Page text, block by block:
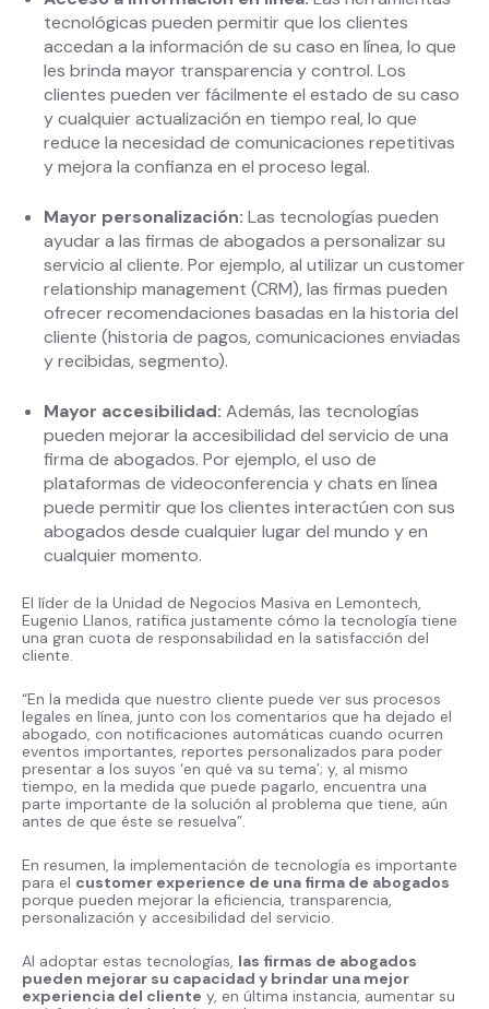
tecnológicas pueden permitir que los clientes
accedan a la información de su caso en línea, lo que
les brinda mayor transparencia y control. Los
clientes pueden ver fácilmente el estado de su caso
y cualquier actualización en tiempo real, lo que
reduce la necesidad de comunicaciones repetitivas
y mejora la confianza en el proceso legal.
Mayor personalización: Las tecnologías pueden
ayudar a las firmas de abogados a personalizar su
servicio al cliente. Por ejemplo, al utilizar un customer
relationship management (CRM), las firmas pueden
ofrecer recomendaciones basadas en la historia del
cliente (historia de pagos, comunicaciones enviadas
y recibidas, segmento).
Mayor accesibilidad: Además, las tecnologías
pueden mejorar la accesibilidad del servicio de una
firma de abogados. Por ejemplo, el uso de
plataformas de videoconferencia y chats en línea
puede permitir que los clientes interactúen con sus
abogados desde cualquier lugar del mundo y en
cualquier momento.
El líder de la Unidad de Negocios Masiva en Lemontech,
Eugenio Llanos, ratifica justamente cómo la tecnología tiene
una gran cuota de responsabilidad en la satisfacción del
cliente.
“En la medida que nuestro cliente puede ver sus procesos
legales en línea, junto con los comentarios que ha dejado el
abogado, con notificaciones automáticas cuando ocurren
eventos importantes, reportes personalizados para poder
presentar a los suyos ‘en qué va su tema’; y, al mismo
tiempo, en la medida que puede pagarlo, encuentra una
parte importante de la solución al problema que tiene, aún
antes de que éste se resuelva”.
En resumen, la implementación de tecnología es importante
para el customer experience de una firma de abogados
porque pueden mejorar la eficiencia, transparencia,
personalización y accesibilidad del servicio.
Al adoptar estas tecnologías, las firmas de abogados
pueden mejorar su capacidad y brindar una mejor
experiencia del cliente y, en última instancia, aumentar su